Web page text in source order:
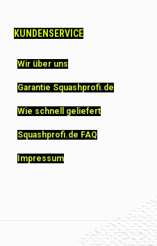
KUNDENSERVICE
Wir über uns
Garantie Squashprofi.de
Wie schnell geliefert
Squashprofi.de FAQ
Impressum